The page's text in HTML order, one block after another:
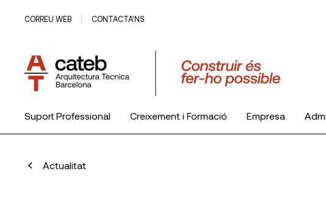
CORREU WEB CONTACTA’NS
Suport Professional Creixement i Formació Empresa
Actualitat